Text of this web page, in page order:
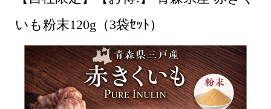
いも粉末120g（3袋ｾｯﾄ）